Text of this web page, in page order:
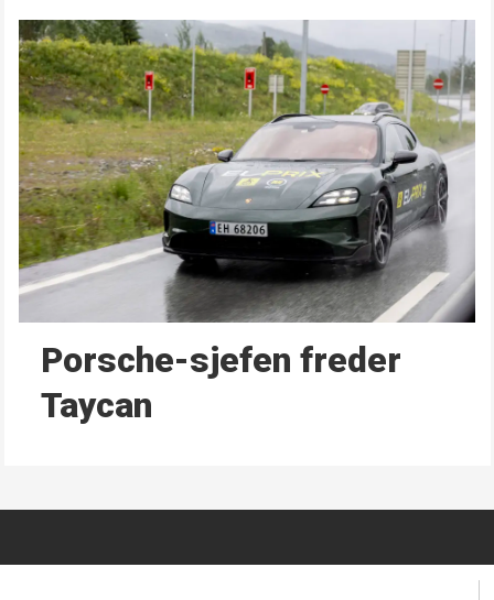
Porsche-sjefen freder
Taycan